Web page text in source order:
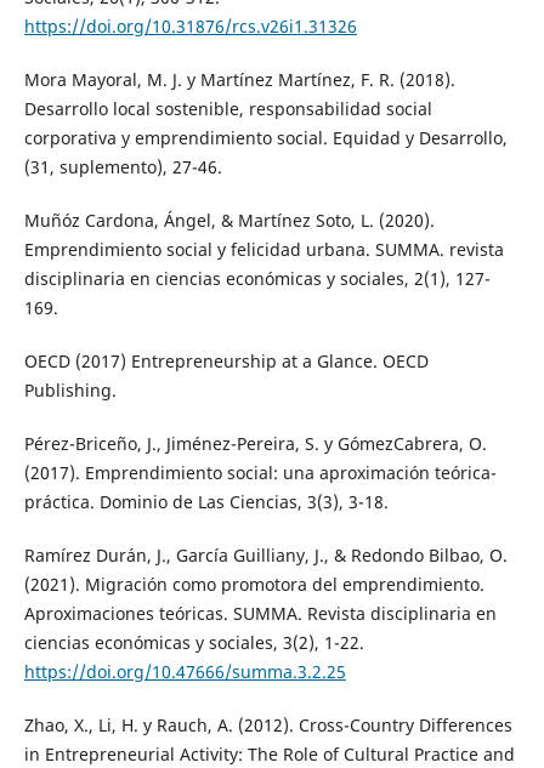
https://doi.org/10.31876/rcs.v26i1.31326
Mora Mayoral, M. J. y Martínez Martínez, F. R. (2018).
Desarrollo local sostenible, responsabilidad social
corporativa y emprendimiento social. Equidad y Desarrollo,
(31, suplemento), 27-46.
Muñóz Cardona, Ángel, & Martínez Soto, L. (2020).
Emprendimiento social y felicidad urbana. SUMMA. revista
disciplinaria en ciencias económicas y sociales, 2(1), 127-
169.
OECD (2017) Entrepreneurship at a Glance. OECD
Publishing.
Pérez-Briceño, J., Jiménez-Pereira, S. y GómezCabrera, O.
(2017). Emprendimiento social: una aproximación teórica-
práctica. Dominio de Las Ciencias, 3(3), 3-18.
Ramírez Durán, J., García Guilliany, J., & Redondo Bilbao, O.
(2021). Migración como promotora del emprendimiento.
Aproximaciones teóricas. SUMMA. Revista disciplinaria en
ciencias económicas y sociales, 3(2), 1-22.
https://doi.org/10.47666/summa.3.2.25
Zhao, X., Li, H. y Rauch, A. (2012). Cross-Country Differences
in Entrepreneurial Activity: The Role of Cultural Practice and